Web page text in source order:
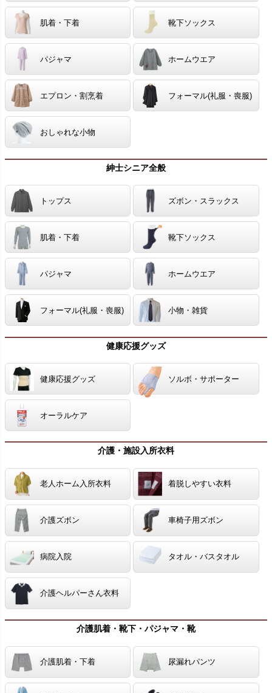
肌着・下着 靴下ソックス
パジャマ ホームウエア
エプロン・割烹着 フォーマル(礼服・喪服)
おしゃれな小物
紳士シニア全般
トップス ズボン・スラックス
肌着・下着 靴下ソックス
パジャマ ホームウエア
フォーマル(礼服・喪服) 小物・雑貨
健康応援グッズ
健康応援グッズ ソルボ・サポーター
オーラルケア
介護・施設入所衣料
老人ホーム入所衣料 着脱しやすい衣料
介護ズボン 車椅子用ズボン
病院入院 タオル・バスタオル
介護ヘルパーさん衣料
介護肌着・靴下・パジャマ・靴
介護肌着・下着 尿漏れパンツ